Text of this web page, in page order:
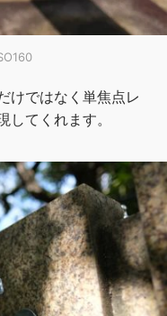
けではなく単焦点レ
てくれます。